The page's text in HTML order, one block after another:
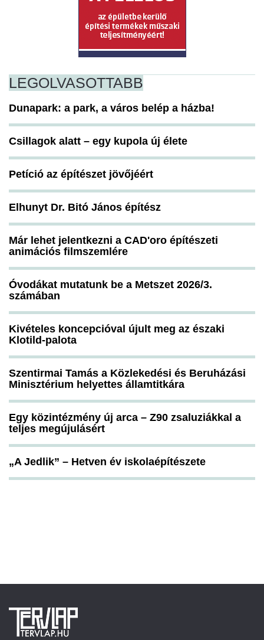
LEGOLVASOTTABB
Dunapark: a park, a város belép a házba!
Csillagok alatt – egy kupola új élete
Petíció az építészet jövőjéért
Elhunyt Dr. Bitó János építész
Már lehet jelentkezni a CAD'oro építészeti
animációs filmszemlére
Óvodákat mutatunk be a Metszet 2026/3.
számában
Kivételes koncepcióval újult meg az északi
Klotild-palota
Szentirmai Tamás a Közlekedési és Beruházási
Minisztérium helyettes államtitkára
Egy közintézmény új arca – Z90 zsaluziákkal a
teljes megújulásért
„A Jedlik” – Hetven év iskolaépítészete